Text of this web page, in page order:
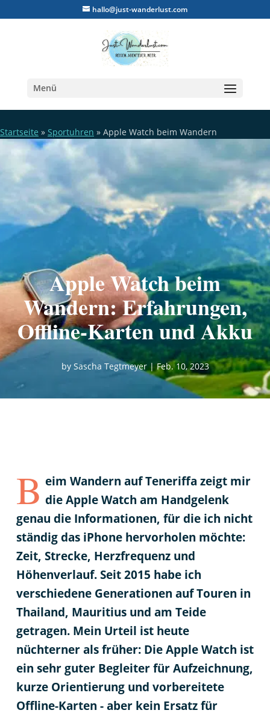
hallo@just-wanderlust.com
Menü
Startseite » Sportuhren » Apple Watch beim Wandern
Apple Watch beim
Wandern: Erfahrungen,
Offline-Karten und Akku
by Sascha Tegtmeyer|Feb. 10, 2023
B eim Wandern auf Teneriffa zeigt mir
die Apple Watch am Handgelenk
genau die Informationen, für die ich nicht
ständig das iPhone hervorholen möchte:
Zeit, Strecke, Herzfrequenz und
Höhenverlauf. Seit 2015 habe ich
verschiedene Generationen auf Touren in
Thailand, Mauritius und am Teide
getragen. Mein Urteil ist heute
nüchterner als früher: Die Apple Watch ist
ein sehr guter Begleiter für Aufzeichnung,
kurze Orientierung und vorbereitete
Offline-Karten - aber kein Ersatz für